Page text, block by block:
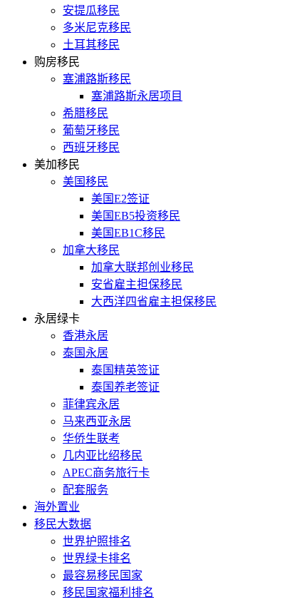
安提瓜移民
多米尼克移民
土耳其移民
购房移民
塞浦路斯移民
塞浦路斯永居项目
希腊移民
葡萄牙移民
西班牙移民
美加移民
美国移民
美国E2签证
美国EB5投资移民
美国EB1C移民
加拿大移民
加拿大联邦创业移民
安省雇主担保移民
大西洋四省雇主担保移民
永居绿卡
香港永居
泰国永居
泰国精英签证
泰国养老签证
菲律宾永居
马来西亚永居
华侨生联考
几内亚比绍移民
APEC商务旅行卡
配套服务
海外置业
移民大数据
世界护照排名
世界绿卡排名
最容易移民国家
移民国家福利排名